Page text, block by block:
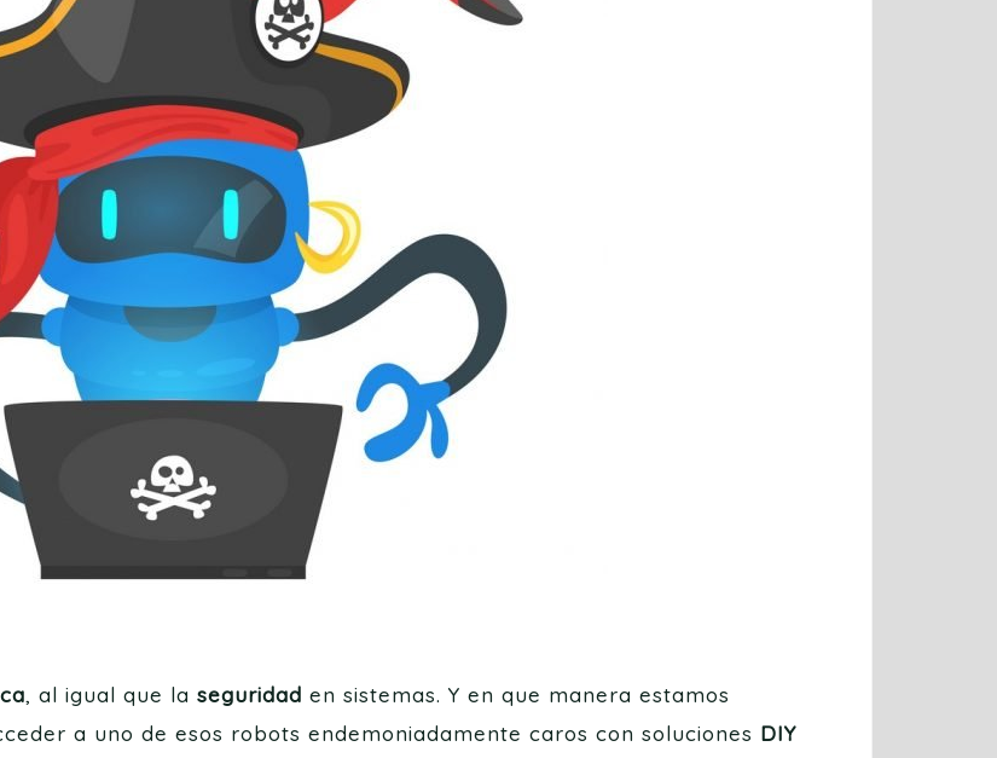
, al igual que la seguridad en sistemas. Y en que manera estamos
a uno de esos robots endemoniadamente caros con soluciones DIY